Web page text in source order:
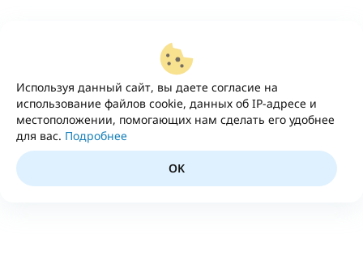
Используя данный сайт, вы даете согласие на
использование файлов cookie, данных об IP-адресе и
местоположении, помогающих нам сделать его удобнее
для вас. Подробнее
OK